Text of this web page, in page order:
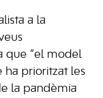
a la
que “el model
ha prioritzat les
la pandèmia